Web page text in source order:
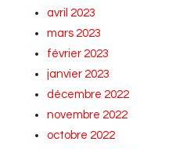
avril 2023
mars 2023
février 2023
janvier 2023
décembre 2022
novembre 2022
octobre 2022